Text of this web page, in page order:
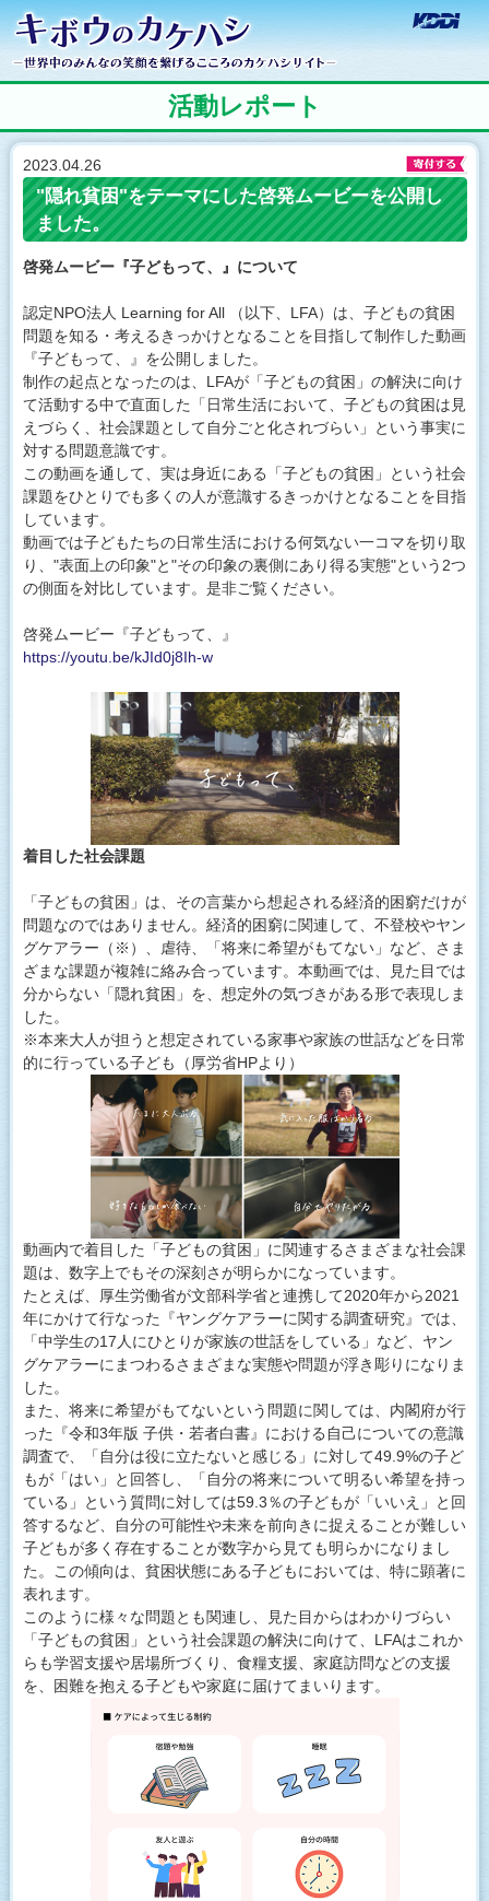
キボウのカケハシ
活動レポート
2023.04.26
"隠れ貧困"をテーマにした啓発ムービーを公開し
ました。
啓発ムービー『子どもって、』について
認定NPO法人 Learning for All （以下、LFA）は、子どもの貧困
問題を知る・考えるきっかけとなることを目指して制作した動画
『子どもって、』を公開しました。
制作の起点となったのは、LFAが「子どもの貧困」の解決に向け
て活動する中で直面した「日常生活において、子どもの貧困は見
えづらく、社会課題として自分ごと化されづらい」という事実に
対する問題意識です。
この動画を通して、実は身近にある「子どもの貧困」という社会
課題をひとりでも多くの人が意識するきっかけとなることを目指
しています。
動画では子どもたちの日常生活における何気ない一コマを切り取
り、"表面上の印象"と"その印象の裏側にあり得る実態"という2つ
の側面を対比しています。是非ご覧ください。
啓発ムービー『子どもって、』
https://youtu.be/kJId0j8Ih-w
着目した社会課題
「子どもの貧困」は、その言葉から想起される経済的困窮だけが
問題なのではありません。経済的困窮に関連して、不登校やヤン
グケアラー（※）、虐待、「将来に希望がもてない」など、さま
ざまな課題が複雑に絡み合っています。本動画では、見た目では
分からない「隠れ貧困」を、想定外の気づきがある形で表現しま
した。
※本来大人が担うと想定されている家事や家族の世話などを日常
的に行っている子ども（厚労省HPより）
動画内で着目した「子どもの貧困」に関連するさまざまな社会課
題は、数字上でもその深刻さが明らかになっています。
たとえば、厚生労働省が文部科学省と連携して2020年から2021
年にかけて行なった『ヤングケアラーに関する調査研究』では、
「中学生の17人にひとりが家族の世話をしている」など、ヤン
グケアラーにまつわるさまざまな実態や問題が浮き彫りになりま
した。
また、将来に希望がもてないという問題に関しては、内閣府が行
った『令和3年版 子供・若者白書』における自己についての意識
調査で、「自分は役に立たないと感じる」に対して49.9%の子ど
もが「はい」と回答し、「自分の将来について明るい希望を持っ
ている」という質問に対しては59.3％の子どもが「いいえ」と回
答するなど、自分の可能性や未来を前向きに捉えることが難しい
子どもが多く存在することが数字から見ても明らかになりまし
た。この傾向は、貧困状態にある子どもにおいては、特に顕著に
表れます。
このように様々な問題とも関連し、見た目からはわかりづらい
「子どもの貧困」という社会課題の解決に向けて、LFAはこれか
らも学習支援や居場所づくり、食糧支援、家庭訪問などの支援
を、困難を抱える子どもや家庭に届けてまいります。